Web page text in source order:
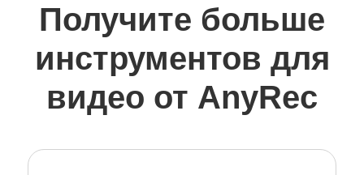
Получите больше
инструментов для
видео от AnyRec